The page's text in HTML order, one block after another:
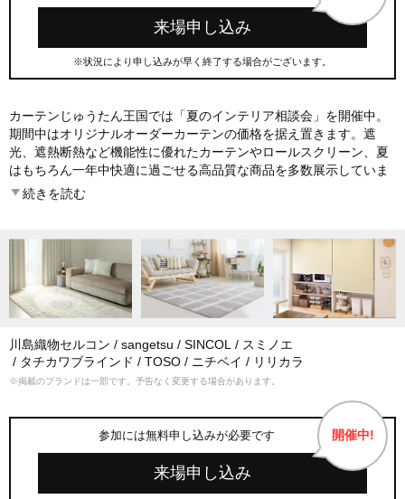
来場申し込み
※状況により申し込みが早く終了する場合がございます。
カーテンじゅうたん王国では「夏のインテリア相談会」を開催中。
期間中はオリジナルオーダーカーテンの価格を据え置きます。遮
光、遮熱断熱など機能性に優れたカーテンやロールスクリーン、夏
はもちろん一年中快適に過ごせる高品質な商品を多数展示していま
す。ブラインド等の製品はタチカワブラインドを中心に一流メーカ
点以上。価格改定前の今がチャンスです。ぜひこの機会にご来店く
ださい。※当日予約にてご来店いただいた場合は状況により、ご案
内をお待ちいただくことがございます。スムーズなご案内のため、
可能であれば翌日以降のご予約をおすすめしております。
続きを読む
川島織物セルコン sangetsu SINCOL
スミノエ
タチカワブラインド
TOSO ニチベイ リリカラ
※掲載のブランドは一部です。予告なく変更する場合があります。
参加には無料申し込みが必要です 開催中!
来場申し込み